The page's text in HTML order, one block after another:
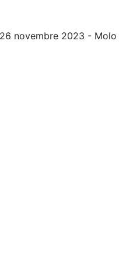
novembre 2023 - Molo